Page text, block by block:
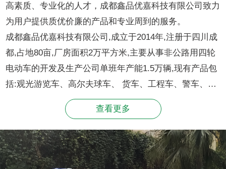
高素质、专业化的人才，成都鑫品优嘉科技有限公司致力
为用户提供质优价廉的产品和专业周到的服务。
成都鑫品优嘉科技有限公司,成立于2014年,注册于四川成
都,占地80亩,厂房面积2万平方米,主要从事非公路用四轮
电动车的开发及生产公司单班年产能1.5万辆,现有产品包
括:观光游览车、高尔夫球车、 货车、工程车、警车、消
防车、环卫车灯。连续多年国内销量、排名同行业领先。
查看更多